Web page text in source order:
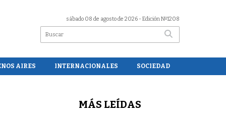
sábado 08 de agosto de 2026 - Edición Nº1208
AIRES INTERNACIONALES SOCIEDAD
MÁS LEÍDAS